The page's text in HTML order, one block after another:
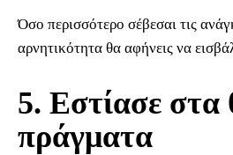
Όσο περισσότερο σέβεσαι τις
αρνητικότητα θα αφήνεις να
5. Εστίασε στα
πράγματα